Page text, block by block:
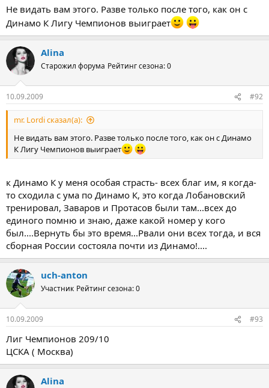
Не видать вам этого. Разве только после того, как он с
Динамо К Лигу Чемпионов выиграет
Alina
Старожил форума Рейтинг сезона: 0
10.09.2009 #92
mr. Lordi сказал(а):
Не видать вам этого. Разве только после того, как он с Динамо
К Лигу Чемпионов выиграет
к Динамо К у меня особая страсть- всех благ им, я когда-
то сходила с ума по Динамо К, это когда Лобановский
тренировал, Заваров и Протасов были там...всех до
единого помню и знаю, даже какой номер у кого
был....Вернуть бы это время...Рвали они всех тогда, и вся
сборная России состояла почти из Динамо!....
uch-anton
Участник Рейтинг сезона: 0
10.09.2009 #93
Лиг Чемпионов 209/10
ЦСКА ( Москва)
Alina